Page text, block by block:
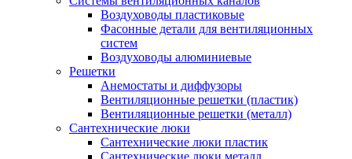
Воздуховоды пластиковые
Фасонные детали для вентиляционных
систем
Воздуховоды алюминиевые
Решетки
Анемостаты и диффузоры
Вентиляционные решетки (пластик)
Вентиляционные решетки (металл)
Сантехнические люки
Сантехнические люки пластик
Сантехнические люки металл